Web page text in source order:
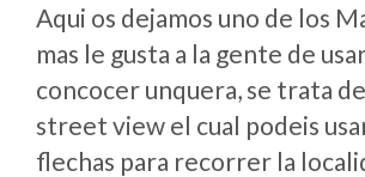
Aqui os dejamos uno de los
mas le gusta a la gente de
concocer unquera, se trata
street view el cual podeis
flechas para recorrer la